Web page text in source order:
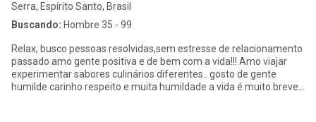
Serra, Espírito Santo, Brasil
Buscando: Hombre 35 - 99
Relax, busco pessoas resolvidas,sem estresse de relacionamento
passado amo gente positiva e de bem com a vida!!! Amo viajar
experimentar sabores culinários diferentes.. gosto de gente
humilde carinho respeito e muita humildade a vida é muito breve